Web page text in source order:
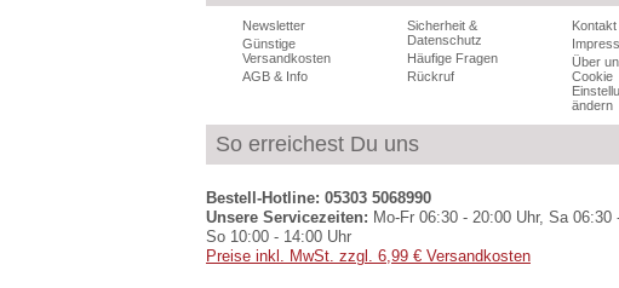
Newsletter
Günstige
Versandkosten
AGB & Info
Sicherheit &
Datenschutz
Häufige Fragen
Rückruf
Kontakt
Über
Cookie
ändern
So erreichest Du uns
Bestell-Hotline: 05303 5068990
Unsere Servicezeiten: Mo-Fr 06:30 - 20:00 Uhr, Sa 06:30
So 10:00 - 14:00 Uhr
Preise inkl. MwSt. zzgl. 6,99 € Versandkosten